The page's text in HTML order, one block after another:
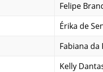
Felipe
Érika de
Fabiana da
Kelly